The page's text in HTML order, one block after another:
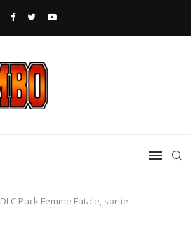
DLC Pack Femme Fatale, sortie